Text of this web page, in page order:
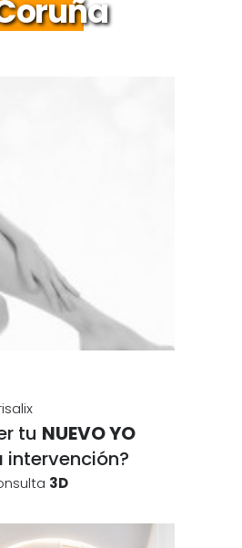
tu NUEVO YO
intervención?
3D